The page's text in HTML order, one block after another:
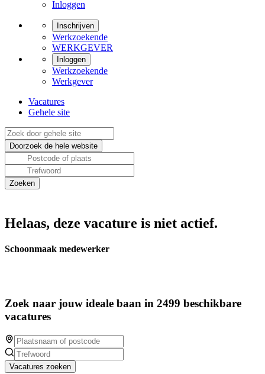
Inloggen
Inschrijven
Werkzoekende
WERKGEVER
Inloggen
Werkzoekende
Werkgever
Vacatures
Gehele site
Helaas, deze vacature is niet actief.
Schoonmaak medewerker
Zoek naar jouw ideale baan in 2499 beschikbare
vacatures
Vacatures zoeken